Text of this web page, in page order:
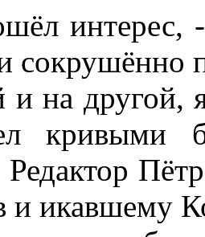
интерес, --
сокрушённо
на другой,
кривыми
Редактор
и икавшему